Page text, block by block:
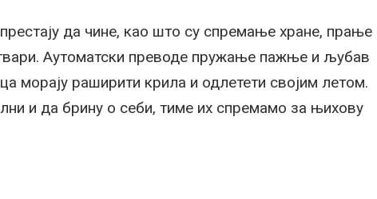
да чине, као што су спремање хране, прање
Аутоматски преводе пружање пажње и љубав
морају раширити крила и одлетети својим летом.
и да брину о себи, тиме их спремамо за њихову